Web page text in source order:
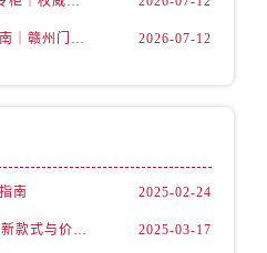
四川省阿坝州市马尔康市团结街售后服务中心（需提前预约）
欧米茄官方专柜客户服务指南｜赣州门店信息+官方热线全公开（2026年7月最新） 2026-07-12
南 2025-02-24
欧米茄2024价目表一览（最新款式与价格解析） 2025-03-17